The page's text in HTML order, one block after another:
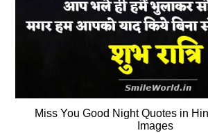
Miss You Good Night Quotes in
Images